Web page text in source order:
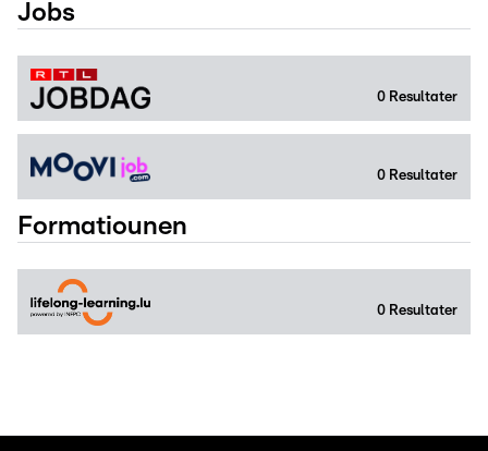
Jobs
0 Resultater
0 Resultater
Formatiounen
0 Resultater